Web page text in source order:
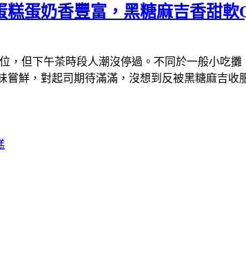
蛋奶香豐富，黑糖麻吉香甜軟
，但下午茶時段人潮沒停過。不同於一般小吃
鮮，對起司期待滿滿，沒想到反被黑糖麻吉收